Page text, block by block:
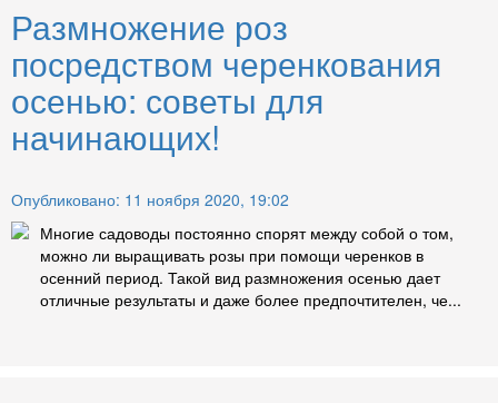
Размножение роз
посредством черенкования
осенью: советы для
начинающих!
Опубликовано: 11 ноября 2020, 19:02
Многие садоводы постоянно спорят между собой о том,
можно ли выращивать розы при помощи черенков в
осенний период. Такой вид размножения осенью дает
отличные результаты и даже более предпочтителен, че...